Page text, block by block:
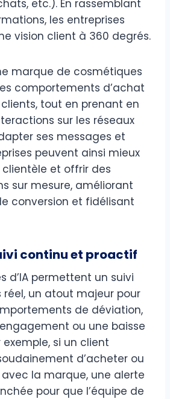
etc.). En rassemblant
les entreprises
vision client à 360 degrés.
marque de cosmétiques
comportements d’achat
tout en prenant en
sur les réseaux
ses messages et
peuvent ainsi mieux
et offrir des
sur mesure, améliorant
conversion et fidélisant
continu et proactif
d’IA permettent un suivi
un atout majeur pour
de déviation,
ou une baisse
si un client
d’acheter ou
la marque, une alerte
pour que l’équipe de